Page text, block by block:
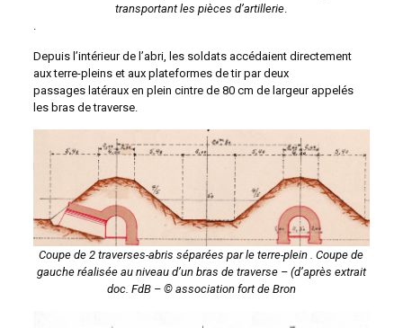
transportant les pièces d’artillerie
Depuis l’intérieur de l’abri, les soldats accédaient directement
aux terre-pleins et aux plateformes de tir par deux
passages latéraux en plein cintre de 80 cm de largeur appelés
les bras de traverse.
Coupe de 2 traverses-abris séparées par le terre-plein .Coupe de
gauche réalisée au niveau d’un bras de traverse– (d’après extrait
doc. FdB – © association fort de Bron